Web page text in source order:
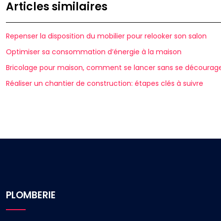
Articles similaires
Repenser la disposition du mobilier pour relooker son salon
Optimiser sa consommation d’énergie à la maison
Bricolage pour maison, comment se lancer sans se
Réaliser un chantier de construction: étapes clés à suivre
PLOMBERIE